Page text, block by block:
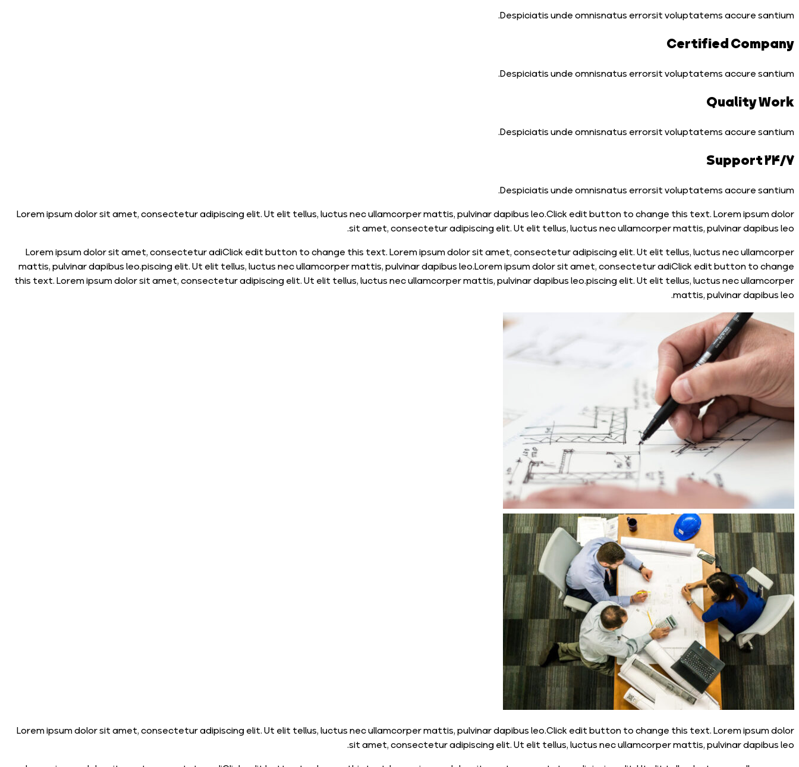
Despiciatis unde omnisnatus errorsit voluptatems accure santium.
Certified Company
Despiciatis unde omnisnatus errorsit voluptatems accure santium.
Quality Work
Despiciatis unde omnisnatus errorsit voluptatems accure santium.
24/7 Support
Despiciatis unde omnisnatus errorsit voluptatems accure santium.
Lorem ipsum dolor sit amet, consectetur adipiscing elit. Ut elit tellus, luctus nec ullamcorper mattis, pulvinar dapibus leo.Click edit button to change this text. Lorem ipsum dolor
sit amet, consectetur adipiscing elit. Ut elit tellus, luctus nec ullamcorper mattis, pulvinar dapibus leo.
Lorem ipsum dolor sit amet, consectetur adiClick edit button to change this text. Lorem ipsum dolor sit amet, consectetur adipiscing elit. Ut elit tellus, luctus nec ullamcorper
mattis, pulvinar dapibus leo.piscing elit. Ut elit tellus, luctus nec ullamcorper mattis, pulvinar dapibus leo.Lorem ipsum dolor sit amet, consectetur adiClick edit button to change
this text. Lorem ipsum dolor sit amet, consectetur adipiscing elit. Ut elit tellus, luctus nec ullamcorper mattis, pulvinar dapibus leo.piscing elit. Ut elit tellus, luctus nec ullamcorper
mattis, pulvinar dapibus leo.
Lorem ipsum dolor sit amet, consectetur adipiscing elit. Ut elit tellus, luctus nec ullamcorper mattis, pulvinar dapibus leo.Click edit button to change this text. Lorem ipsum dolor
sit amet, consectetur adipiscing elit. Ut elit tellus, luctus nec ullamcorper mattis, pulvinar dapibus leo.